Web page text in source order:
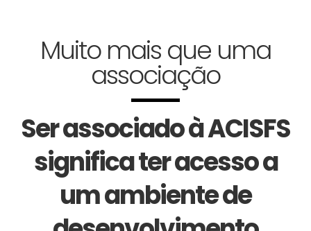
Muito mais que uma
associação
Ser associado à ACISFS
significa ter acesso a
um ambiente de